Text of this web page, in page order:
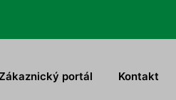
portál Kontakt